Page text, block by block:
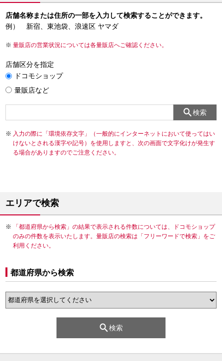
店舗名称または住所の一部を入力して検索することができます。
例） 新宿、東池袋、浪速区 ヤマダ
量販店の営業状況については各量販店へご確認ください。
店舗区分を指定
ドコモショップ
量販店など
検索
入力の際に「環境依存文字」（一般的にインターネットにおいて使ってはい
けないとされる漢字や記号）を使用しますと、次の画面で文字化けが発生す
る場合がありますのでご注意ください。
エリアで検索
「都道府県から検索」の結果で表示される件数については、ドコモショップ
のみの件数を表示いたします。量販店の検索は「フリーワードで検索」をご
利用ください。
都道府県から検索
検索